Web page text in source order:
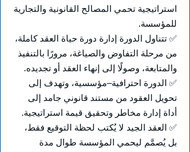
استراتيجية تحمي المصالح القانونية والتجارية
للمؤسسة.
✅ تتناول الدورة إدارة دورة حياة العقد كاملة،
من مرحلة التفاوض والصياغة، مرورًا بالتنفيذ
والمتابعة، وصولًا إلى إنهاء العقد أو تجديده.
✅ الدورة احترافية–مؤسسية، وتهدف إلى
تحويل العقود من مستند قانوني جامد إلى
أداة إدارة مخاطر وتحقيق قيمة استراتيجية.
✅ العقد الجيد لا يُكتب لحظة التوقيع فقط،
بل يُصمَّم ليحمي المؤسسة طوال مدة